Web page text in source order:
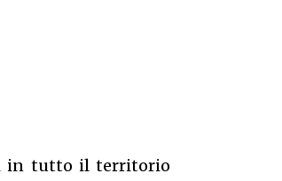
in tutto il territorio